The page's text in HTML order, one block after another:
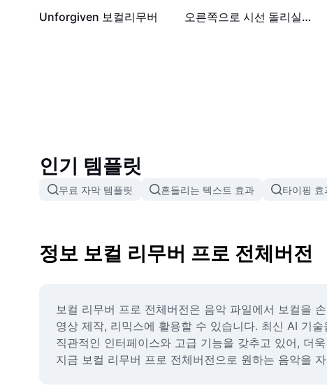
72
Unforgiven 보컬리무버 12 오른쪽으로 시선 돌리실게요
인기 템플릿
무료 자막 템플릿 흔들리는 텍스트 효과 타이핑 효
정보 보컬 리무버 프로 전체버전
보컬 리무버 프로 전체버전은 음악 파일에서 보컬을
영상 제작, 리믹스에 활용할 수 있습니다. 최신 AI 기
직관적인 인터페이스와 고급 기능을 갖추고 있어, 더
지금 보컬 리무버 프로 전체버전으로 원하는 음악을